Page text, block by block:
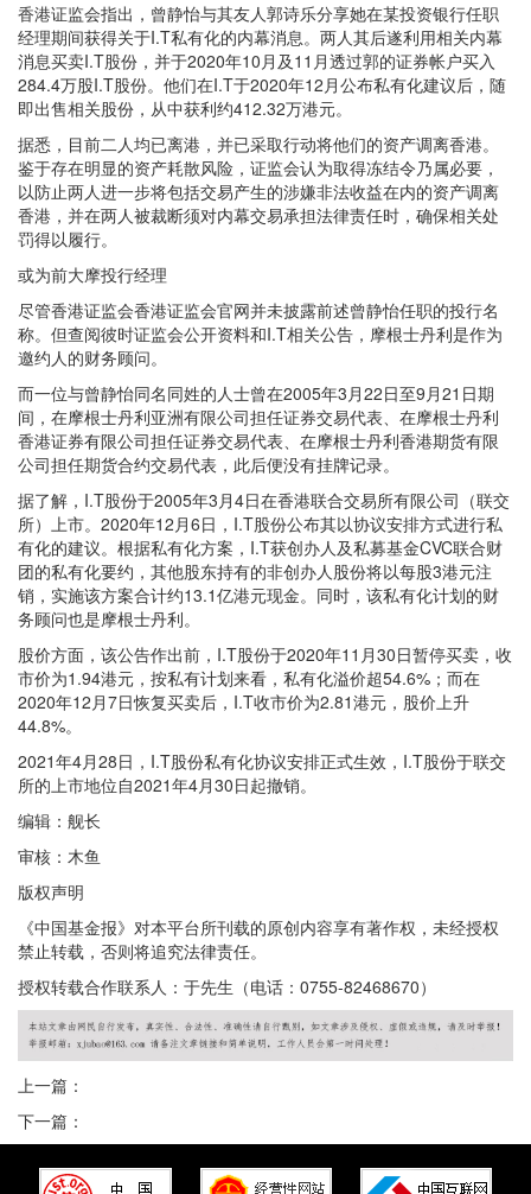
香港证监会指出，曾静怡与其友人郭诗乐分享她在某投资银行任职
经理期间获得关于I.T私有化的内幕消息。两人其后遂利用相关内幕
消息买卖I.T股份，并于2020年10月及11月透过郭的证券帐户买入
284.4万股I.T股份。他们在I.T于2020年12月公布私有化建议后，随
即出售相关股份，从中获利约412.32万港元。
据悉，目前二人均已离港，并已采取行动将他们的资产调离香港。
鉴于存在明显的资产耗散风险，证监会认为取得冻结令乃属必要，
以防止两人进一步将包括交易产生的涉嫌非法收益在内的资产调离
香港，并在两人被裁断须对内幕交易承担法律责任时，确保相关处
罚得以履行。
或为前大摩投行经理
尽管香港证监会香港证监会官网并未披露前述曾静怡任职的投行名
称。但查阅彼时证监会公开资料和I.T相关公告，摩根士丹利是作为
邀约人的财务顾问。
而一位与曾静怡同名同姓的人士曾在2005年3月22日至9月21日期
间，在摩根士丹利亚洲有限公司担任证券交易代表、在摩根士丹利
香港证券有限公司担任证券交易代表、在摩根士丹利香港期货有限
公司担任期货合约交易代表，此后便没有挂牌记录。
据了解，I.T股份于2005年3月4日在香港联合交易所有限公司（联交
所）上市。2020年12月6日，I.T股份公布其以协议安排方式进行私
有化的建议。根据私有化方案，I.T获创办人及私募基金CVC联合财
团的私有化要约，其他股东持有的非创办人股份将以每股3港元注
销，实施该方案合计约13.1亿港元现金。同时，该私有化计划的财
务顾问也是摩根士丹利。
股价方面，该公告作出前，I.T股份于2020年11月30日暂停买卖，收
市价为1.94港元，按私有计划来看，私有化溢价超54.6%；而在
2020年12月7日恢复买卖后，I.T收市价为2.81港元，股价上升
44.8%。
2021年4月28日，I.T股份私有化协议安排正式生效，I.T股份于联交
所的上市地位自2021年4月30日起撤销。
编辑：舰长
审核：木鱼
版权声明
《中国基金报》对本平台所刊载的原创内容享有著作权，未经授权
禁止转载，否则将追究法律责任。
授权转载合作联系人：于先生（电话：0755-82468670）
上一篇：
下一篇：